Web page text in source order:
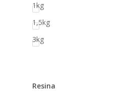
1kg
1,5kg
3kg
Resina